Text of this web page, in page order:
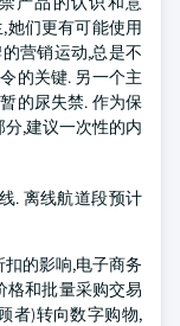
她们更有可能使用
营销运动,总是不
的关键. 另一个主
的尿失禁. 作为保
,建议一次性的内
. 离线航道段预计
的影响,电子商务
格和批量采购交易
者)转向数字购物,